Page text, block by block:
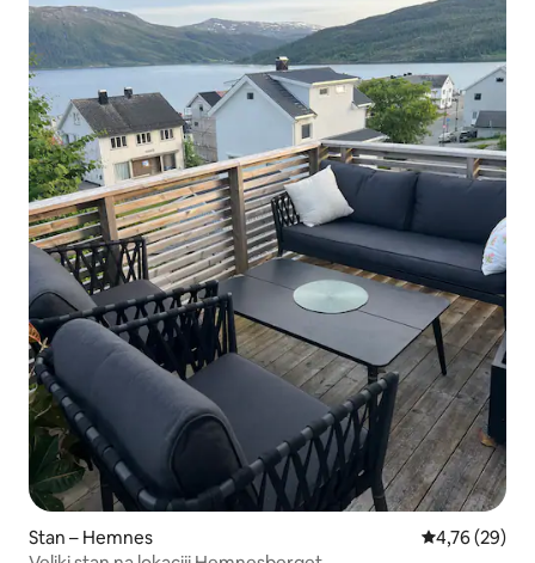
Stan – Hemnes Prosječna
4,76 (29)